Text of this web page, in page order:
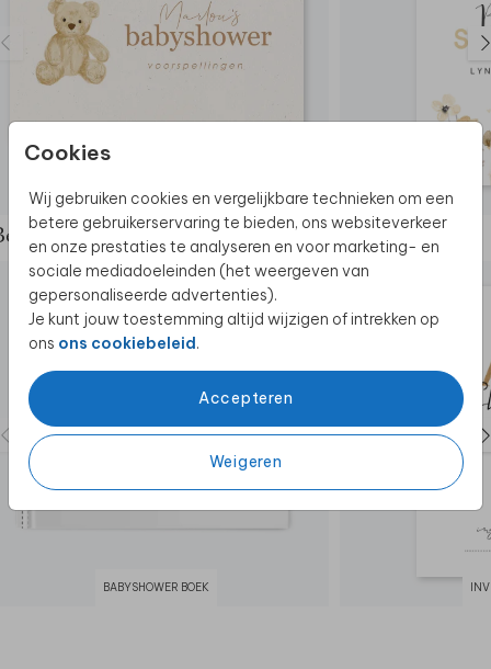
Cookies
Wij gebruiken cookies en vergelijkbare technieken om een
betere gebruikerservaring te bieden, ons websiteverkeer
en onze prestaties te analyseren en voor marketing- en
sociale mediadoeleinden (het weergeven van
gepersonaliseerde advertenties).
Je kunt jouw toestemming altijd wijzigen of intrekken op
ons ons cookiebeleid.
Accepteren
Weigeren
INVULKAARTJE
de complete set
BABYSHOWER BOEK